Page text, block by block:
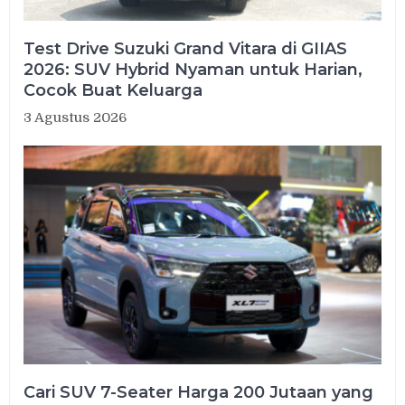
Test Drive Suzuki Grand Vitara di GIIAS
2026: SUV Hybrid Nyaman untuk Harian,
Cocok Buat Keluarga
3 Agustus 2026
Cari SUV 7-Seater Harga 200 Jutaan yang